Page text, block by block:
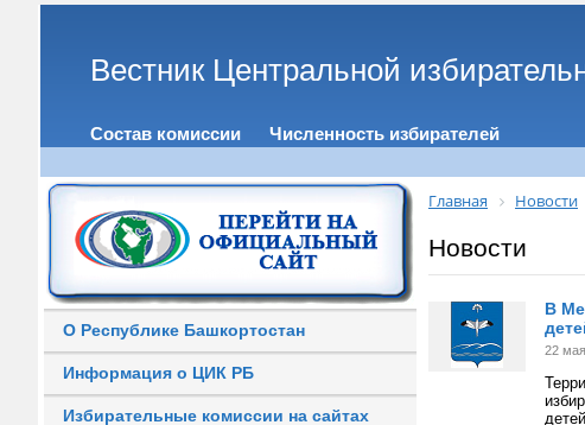
Вестник Центральной
Состав комиссии Численность избирателей
О Республике Башкортостан
Информация о ЦИК РБ
Избирательные комиссии на сайтах
Главная Новости
Новости
В
22